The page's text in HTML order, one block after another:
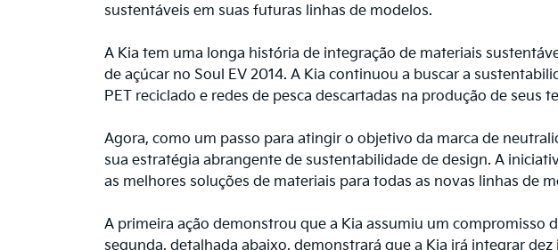
sustentáveis em suas futuras linhas de modelos.
A Kia tem uma longa história de integração de materiais
de açúcar no Soul EV 2014. A Kia continuou a buscar a
PET reciclado e redes de pesca descartadas na produção de seus
Agora, como um passo para atingir o objetivo da marca de
sua estratégia abrangente de sustentabilidade de design. A
as melhores soluções de materiais para todas as novas linhas de
A primeira ação demonstrou que a Kia assumiu um
segunda, detalhada abaixo, demonstrará que a Kia irá integrar